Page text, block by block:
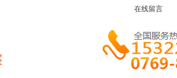
在线留言